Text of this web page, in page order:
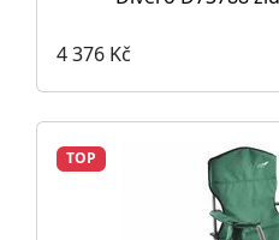
4 376 Kč
TOP